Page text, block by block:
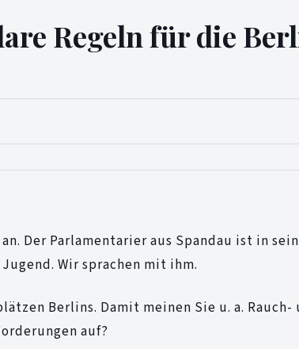
Regeln für die
Der Parlamentarier aus Spandau ist in
Wir sprachen mit ihm.
Berlins. Damit meinen Sie u. a. Rauch-
auf?